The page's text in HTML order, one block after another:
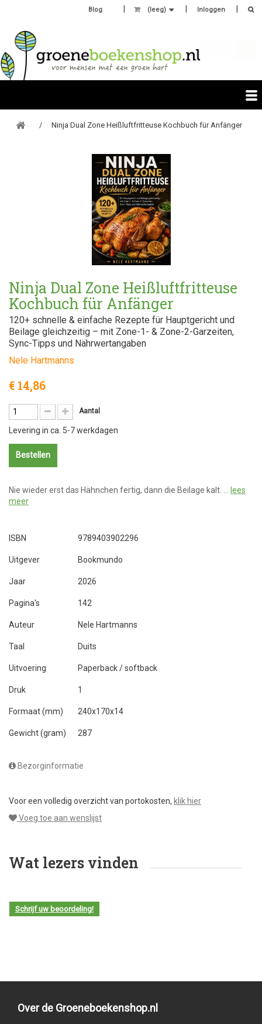
Inloggen
(leeg)
Blog
Ninja Dual Zone Heißluftfritteuse Kochbuch für Anfänger
Ninja Dual Zone Heißluftfritteuse
Kochbuch für Anfänger
120+ schnelle & einfache Rezepte für Hauptgericht und
Beilage gleichzeitig – mit Zone-1- & Zone-2-Garzeiten,
Sync-Tipps und Nährwertangaben
Nele Hartmanns
€ 14,86
Aantal
Levering in ca. 5-7 werkdagen
Bestellen
Nie wieder erst das Hähnchen fertig, dann die Beilage kalt. …
lees
meer
ISBN 9789403902296
Uitgever Bookmundo
Jaar 2026
Pagina's 142
Auteur Nele Hartmanns
Taal Duits
Uitvoering Paperback / softback
Druk 1
Formaat (mm) 240x170x14
Gewicht (gram) 287
Bezorginformatie
Voor een volledig overzicht van portokosten, klik hier
Voeg toe aan wenslijst
Wat lezers vinden
Schrijf uw beoordeling!
Over de Groeneboekenshop.nl